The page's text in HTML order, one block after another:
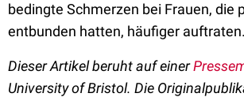
bedingte Schmerzen bei Frauen, die
entbunden hatten, häufiger
Dieser Artikel beruht auf einer
University of Bristol. Die